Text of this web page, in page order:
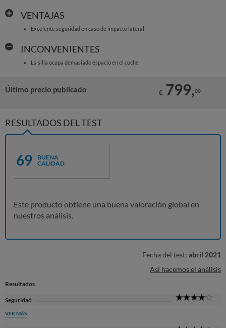
VENTAJAS
Excelente seguridad en caso de impacto lateral
INCONVENIENTES
La silla ocupa demasiado espacio en el coche
Último precio publicado € 799,00
RESULTADOS DEL TEST
69
BUENA
CALIDAD
Este producto obtiene una buena valoración global en
nuestros análisis.
Fecha del test: abril 2021
Así hacemos el análisis
Resultados
Seguridad
VER MÁS